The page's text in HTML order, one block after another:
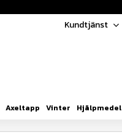
Kundtjänst
Axeltapp Vinter Hjälpmedel